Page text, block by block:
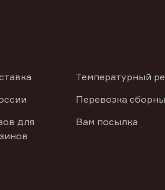
для
Температурный
Перевозка
Вам посылка